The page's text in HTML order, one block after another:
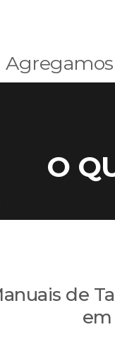
O
de